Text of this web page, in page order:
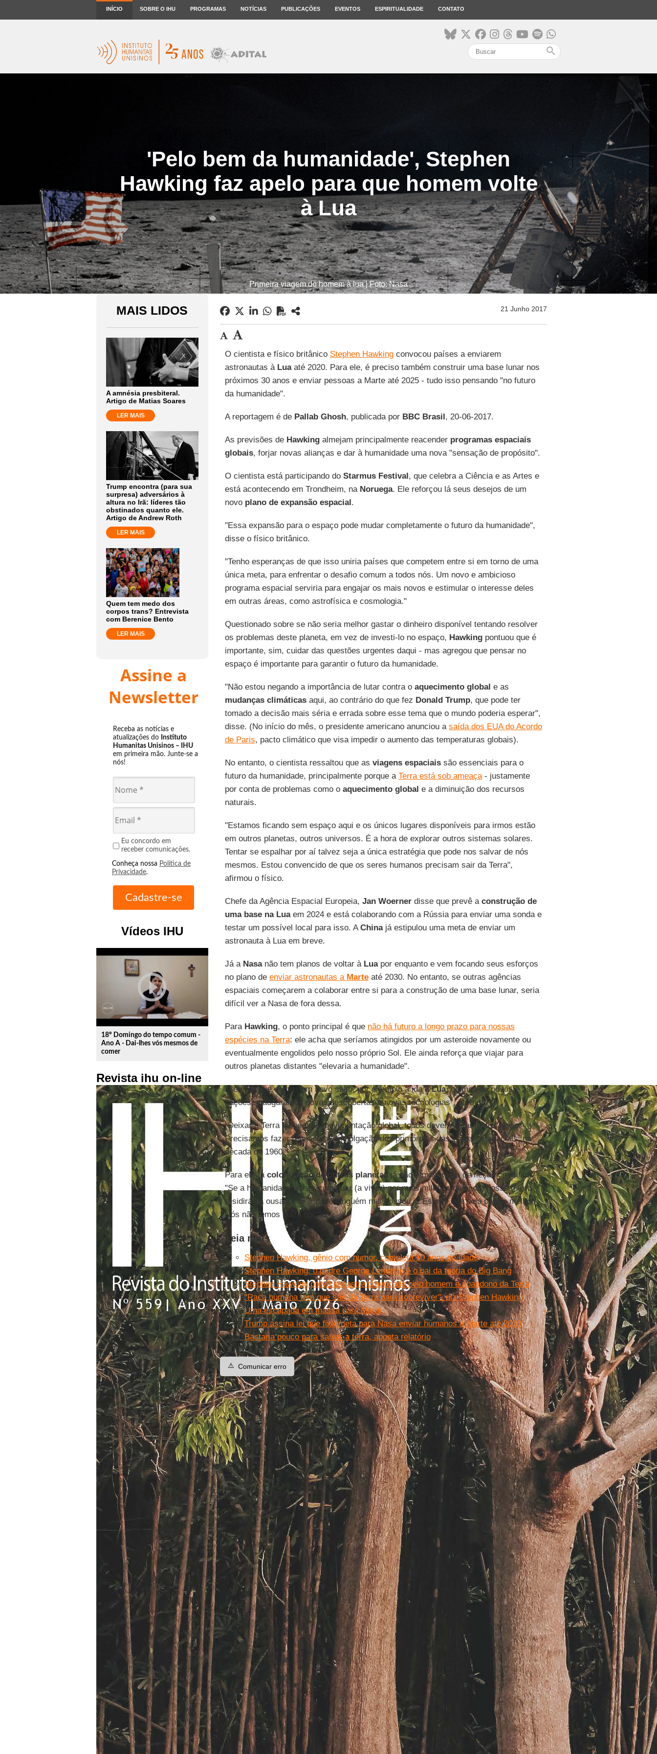
INÍCIO SOBRE O IHU PROGRAMAS NOTÍCIAS PUBLICAÇÕES EVENTOS ESPIRITUALIDADE CONTATO
search
'Pelo bem da humanidade', Stephen
Hawking faz apelo para que homem volte
à Lua
Primeira viagem do homem à lua | Foto: Nasa
MAIS LIDOS
A amnésia presbiteral.
Artigo de Matias Soares
LER MAIS
Trump encontra (para sua
surpresa) adversários à
altura no Irã: líderes tão
obstinados quanto ele.
Artigo de Andrew Roth
LER MAIS
Quem tem medo dos
corpos trans? Entrevista
com Berenice Bento
LER MAIS
Assine a
Newsletter
Receba as notícias e
atualizações do Instituto
Humanitas Unisinos – IHU
em primeira mão. Junte-se a
nós!
Eu concordo em
receber comunicações.
Conheça nossa Política de
Privacidade.
Vídeos IHU
play_circle_outline
18º Domingo do tempo comum -
Ano A - Dai-lhes vós mesmos de
comer
Revista ihu on-line
21 Junho 2017
O cientista e físico britânico Stephen Hawkingconvocou países a enviarem
astronautas à Luaaté 2020. Para ele, é preciso também construir uma base lunar nos
próximos 30 anos e enviar pessoas a Marte até 2025 - tudo isso pensando "no futuro
da humanidade".
A reportagem é de Pallab Ghosh, publicada por BBC Brasil, 20-06-2017.
As previsões de Hawkingalmejam principalmente reacender programas espaciais
globais, forjar novas alianças e dar à humanidade uma nova "sensação de propósito".
O cientista está participando do Starmus Festival, que celebra a Ciência e as Artes e
está acontecendo em Trondheim, na Noruega. Ele reforçou lá seus desejos de um
novo plano de expansão espacial.
"Essa expansão para o espaço pode mudar completamente o futuro da humanidade",
disse o físico britânico.
"Tenho esperanças de que isso uniria países que competem entre si em torno de uma
única meta, para enfrentar o desafio comum a todos nós. Um novo e ambicioso
programa espacial serviria para engajar os mais novos e estimular o interesse deles
em outras áreas, como astrofísica e cosmologia."
Questionado sobre se não seria melhor gastar o dinheiro disponível tentando resolver
os problemas deste planeta, em vez de investi-lo no espaço, Hawkingpontuou que é
importante, sim, cuidar das questões urgentes daqui - mas agregou que pensar no
espaço é importante para garantir o futuro da humanidade.
"Não estou negando a importância de lutar contra o aquecimento global e as
mudanças climáticasaqui, ao contrário do que fez Donald Trump, que pode ter
tomado a decisão mais séria e errada sobre esse tema que o mundo poderia esperar",
disse. (No início do mês, o presidente americano anunciou a saída dos EUA do Acordo
de Paris, pacto climático que visa impedir o aumento das temperaturas globais).
No entanto, o cientista ressaltou que as viagens espaciaissão essenciais para o
futuro da humanidade, principalmente porque a Terra está sob ameaça- justamente
por conta de problemas como o aquecimento global e a diminuição dos recursos
naturais.
"Estamos ficando sem espaço aqui e os únicos lugares disponíveis para irmos estão
em outros planetas, outros universos. É a hora de explorar outros sistemas solares.
Tentar se espalhar por aí talvez seja a única estratégia que pode nos salvar de nós
mesmos. Estou convencido de que os seres humanos precisam sair da Terra",
afirmou o físico.
Chefe da Agência Espacial Europeia, Jan Woernerdisse que prevê a construção de
uma base na Luaem 2024 e está colaborando com a Rússia para enviar uma sonda e
testar um possível local para isso. AChinajá estipulou uma meta de enviar um
astronauta à Lua em breve.
Já a Nasanão tem planos de voltar à Luapor enquanto e vem focando seus esforços
no plano de enviar astronautas a Marteaté 2030. No entanto, se outras agências
espaciais começarem a colaborar entre si para a construção de uma base lunar, seria
difícil ver a Nasa de fora dessa.
Para Hawking, o ponto principal é que não há futuro a longo prazo para nossas
espécies na Terra: ele acha que seríamos atingidos por um asteroide novamente ou
eventualmente engolidos pelo nosso próprio Sol. Ele ainda reforça que viajar para
outros planetas distantes "elevaria a humanidade".
"Sempre que demos um novo salto, por exemplo a ida àLua, unimos os povos e as
nações, inauguramos novas descobertas e novas tecnologias", afirmou.
"Deixar a Terra exige uma movimentação global, todos devem estar juntos nisso.
Precisamos fazer renascer a empolgação dos primórdios das viagens espaciais, na
década de 1960."
Para ele, a colonização de outros planetas já não é mais tema de ficção científica.
"Se a humanidade quiser continuar (a viver) por mais milhões de anos, nosso futuro
residirá na ousadia de ir onde ninguém mais ousou ir. Espero que seja para o melhor.
Nós não temos outra opção."
Leia mais
Stephen Hawking, gênio com humor, completa 70 anos de idade
Stephen Hawking: o padre George Lemaitre é o pai da teoria do Big Bang
Stephen Hawking prevê desastre provocado pelo homem e abandono da Terra
"Raça humana terá que sair da Terra para sobreviver", diz Stephen Hawking
Uma escapada em massa para Marte
Trump assina lei que fixa meta para Nasa enviar humanos a Marte até 2030
Bastaria pouco para salvar a terra, aponta relatório
⚠️ Comunicar erro